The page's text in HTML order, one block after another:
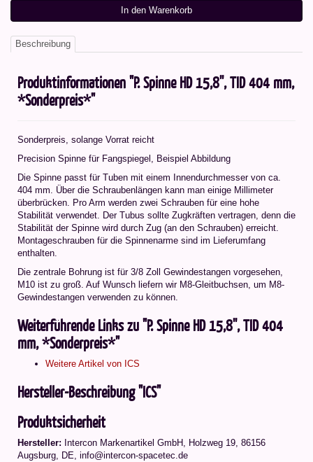
In den Warenkorb
Beschreibung
Produktinformationen "P. Spinne HD 15,8'', TID 404 mm,
*Sonderpreis*"
Sonderpreis, solange Vorrat reicht
Precision Spinne für Fangspiegel, Beispiel Abbildung
Die Spinne passt für Tuben mit einem Innendurchmesser von ca.
404 mm. Über die Schraubenlängen kann man einige Millimeter
überbrücken. Pro Arm werden zwei Schrauben für eine hohe
Stabilität verwendet. Der Tubus sollte Zugkräften vertragen, denn die
Stabilität der Spinne wird durch Zug (an den Schrauben) erreicht.
Montageschrauben für die Spinnenarme sind im Lieferumfang
enthalten.
Die zentrale Bohrung ist für 3/8 Zoll Gewindestangen vorgesehen,
M10 ist zu groß. Auf Wunsch liefern wir M8-Gleitbuchsen, um M8-
Gewindestangen verwenden zu können.
Weiterführende Links zu "P. Spinne HD 15,8'', TID 404
mm, *Sonderpreis*"
Weitere Artikel von ICS
Hersteller-Beschreibung "ICS"
Produktsicherheit
Hersteller: Intercon Markenartikel GmbH, Holzweg 19, 86156
Augsburg, DE, info@intercon-spacetec.de